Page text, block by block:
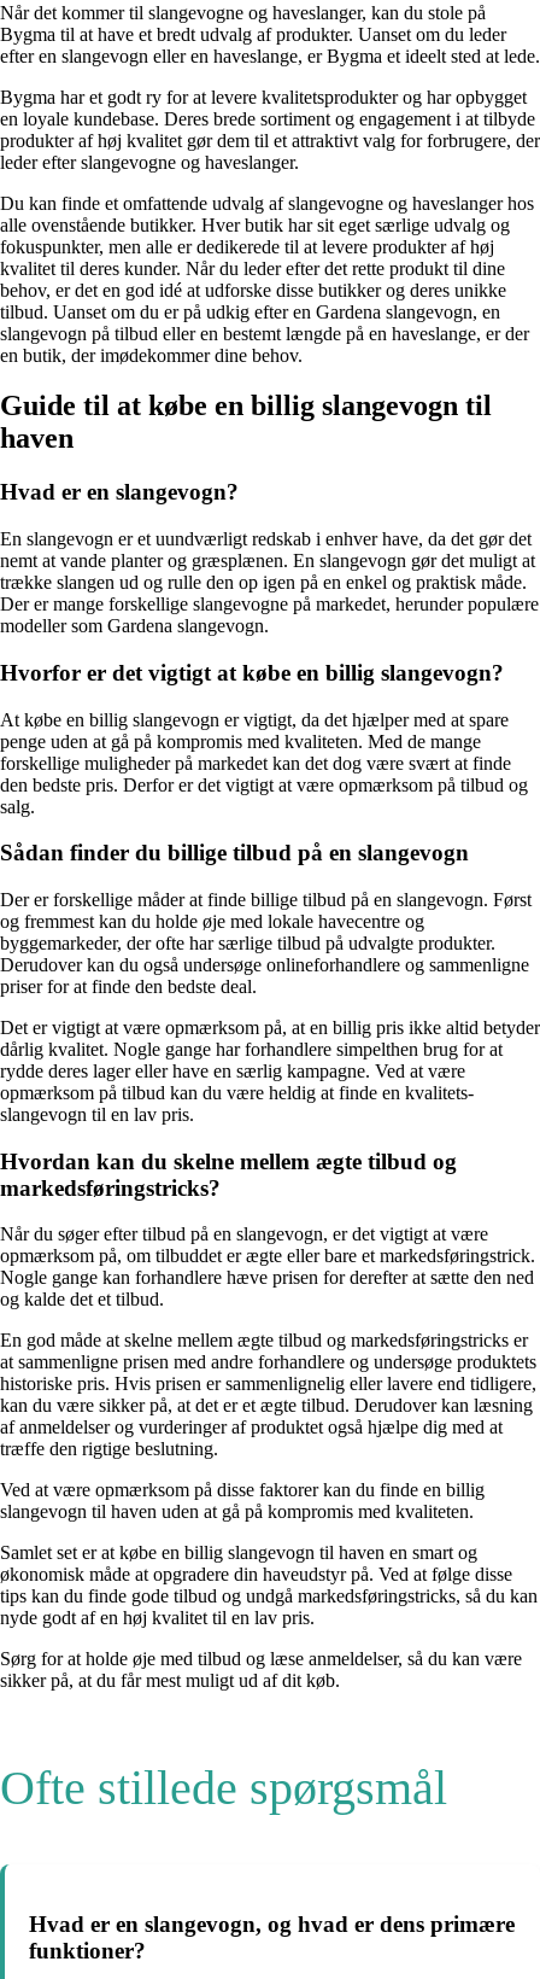
Når det kommer til slangevogne og haveslanger, kan du stole på
Bygma til at have et bredt udvalg af produkter. Uanset om du leder
efter en slangevogn eller en haveslange, er Bygma et ideelt sted at lede.
Bygma har et godt ry for at levere kvalitetsprodukter og har opbygget
en loyale kundebase. Deres brede sortiment og engagement i at tilbyde
produkter af høj kvalitet gør dem til et attraktivt valg for forbrugere, der
leder efter slangevogne og haveslanger.
Du kan finde et omfattende udvalg af slangevogne og haveslanger hos
alle ovenstående butikker. Hver butik har sit eget særlige udvalg og
fokuspunkter, men alle er dedikerede til at levere produkter af høj
kvalitet til deres kunder. Når du leder efter det rette produkt til dine
behov, er det en god idé at udforske disse butikker og deres unikke
tilbud. Uanset om du er på udkig efter en Gardena slangevogn, en
slangevogn på tilbud eller en bestemt længde på en haveslange, er der
en butik, der imødekommer dine behov.
Guide til at købe en billig slangevogn til
haven
Hvad er en slangevogn?
En slangevogn er et uundværligt redskab i enhver have, da det gør det
nemt at vande planter og græsplænen. En slangevogn gør det muligt at
trække slangen ud og rulle den op igen på en enkel og praktisk måde.
Der er mange forskellige slangevogne på markedet, herunder populære
modeller som Gardena slangevogn.
Hvorfor er det vigtigt at købe en billig slangevogn?
At købe en billig slangevogn er vigtigt, da det hjælper med at spare
penge uden at gå på kompromis med kvaliteten. Med de mange
forskellige muligheder på markedet kan det dog være svært at finde
den bedste pris. Derfor er det vigtigt at være opmærksom på tilbud og
salg.
Sådan finder du billige tilbud på en slangevogn
Der er forskellige måder at finde billige tilbud på en slangevogn. Først
og fremmest kan du holde øje med lokale havecentre og
byggemarkeder, der ofte har særlige tilbud på udvalgte produkter.
Derudover kan du også undersøge onlineforhandlere og sammenligne
priser for at finde den bedste deal.
Det er vigtigt at være opmærksom på, at en billig pris ikke altid betyder
dårlig kvalitet. Nogle gange har forhandlere simpelthen brug for at
rydde deres lager eller have en særlig kampagne. Ved at være
opmærksom på tilbud kan du være heldig at finde en kvalitets-
slangevogn til en lav pris.
Hvordan kan du skelne mellem ægte tilbud og
markedsføringstricks?
Når du søger efter tilbud på en slangevogn, er det vigtigt at være
opmærksom på, om tilbuddet er ægte eller bare et markedsføringstrick.
Nogle gange kan forhandlere hæve prisen for derefter at sætte den ned
og kalde det et tilbud.
En god måde at skelne mellem ægte tilbud og markedsføringstricks er
at sammenligne prisen med andre forhandlere og undersøge produktets
historiske pris. Hvis prisen er sammenlignelig eller lavere end tidligere,
kan du være sikker på, at det er et ægte tilbud. Derudover kan læsning
af anmeldelser og vurderinger af produktet også hjælpe dig med at
træffe den rigtige beslutning.
Ved at være opmærksom på disse faktorer kan du finde en billig
slangevogn til haven uden at gå på kompromis med kvaliteten.
Samlet set er at købe en billig slangevogn til haven en smart og
økonomisk måde at opgradere din haveudstyr på. Ved at følge disse
tips kan du finde gode tilbud og undgå markedsføringstricks, så du kan
nyde godt af en høj kvalitet til en lav pris.
Sørg for at holde øje med tilbud og læse anmeldelser, så du kan være
sikker på, at du får mest muligt ud af dit køb.
Ofte stillede spørgsmål
Hvad er en slangevogn, og hvad er dens primære
funktioner?